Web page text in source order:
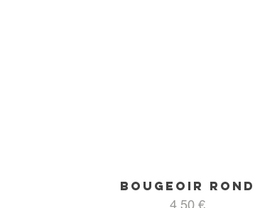
Aperçu rapide
Bougeoir rond
Prix
4,50 €